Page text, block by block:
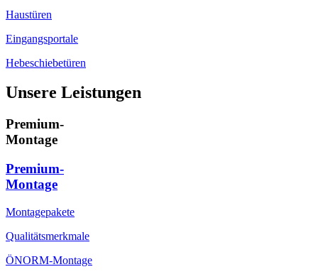
Haustüren
Eingangsportale
Hebeschiebetüren
Unsere Leistungen
Premium-
Montage
Premium-
Montage
Montagepakete
Qualitätsmerkmale
ÖNORM-Montage